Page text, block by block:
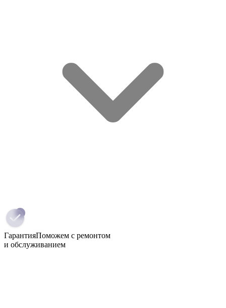
ГарантияПоможем с ремонтом
и обслуживанием